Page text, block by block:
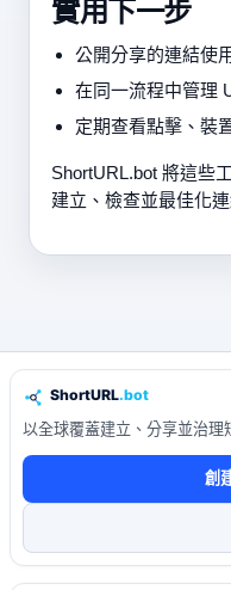
實用下一步
公開分享的連結使
在同一流程中管理
定期查看點擊、裝
ShortURL.bot 將這些
建立、檢查並最佳化連
以全球覆蓋建立、分享並治理
創